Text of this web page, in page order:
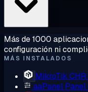
Más de 1000
configuración ni
MÁS INSTALADOS
MikroTik CHR
aaPanel